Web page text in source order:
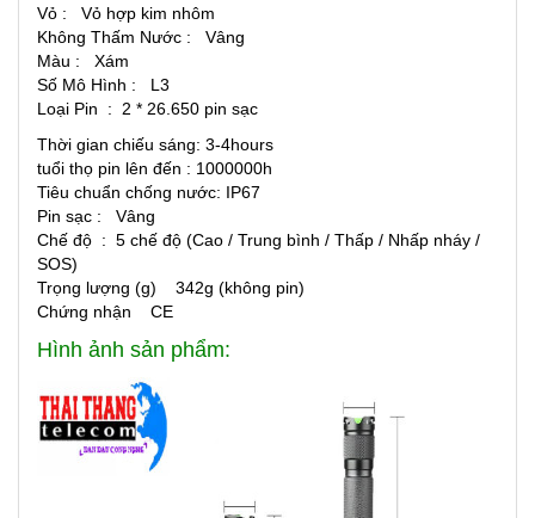
Vỏ : Vỏ hợp kim nhôm
Không Thấm Nước : Vâng
Màu : Xám
Số Mô Hình : L3
Loại Pin : 2 * 26.650 pin sạc
Thời gian chiếu sáng: 3-4hours
tuổi thọ pin lên đến : 1000000h
Tiêu chuẩn chống nước: IP67
Pin sạc : Vâng
Chế độ : 5 chế độ (Cao / Trung bình / Thấp / Nhấp nháy /
SOS)
Trọng lượng (g) 342g (không pin)
Chứng nhận CE
Hình ảnh sản phẩm: